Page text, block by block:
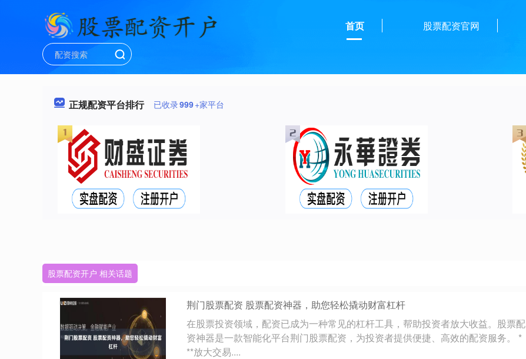
首页 股票配资官网
正规配资平台排行 已收录999+家平台
股票配资开户 相关话题
荆门股票配资 股票配资神器，助您轻松撬动财富杠杆
在股票投资领域，配资已成为一种常见的杠杆工具，帮助投资者放大收益。股票配
资神器是一款智能化平台荆门股票配资，为投资者提供便捷、高效的配资服务。 *
**放大交易....